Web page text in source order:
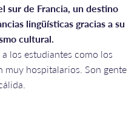
sur de Francia, un destino
lingüísticas gracias a su
cultural.
los estudiantes como los
hospitalarios. Son gente